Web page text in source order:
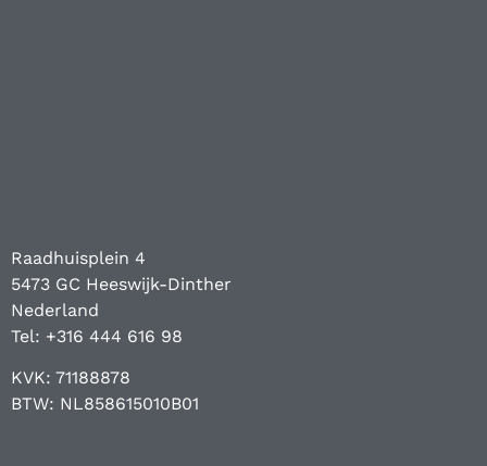
Raadhuisplein 4
5473 GC Heeswijk-Dinther
Nederland
Tel: +316 444 616 98
KVK: 71188878
BTW: NL858615010B01